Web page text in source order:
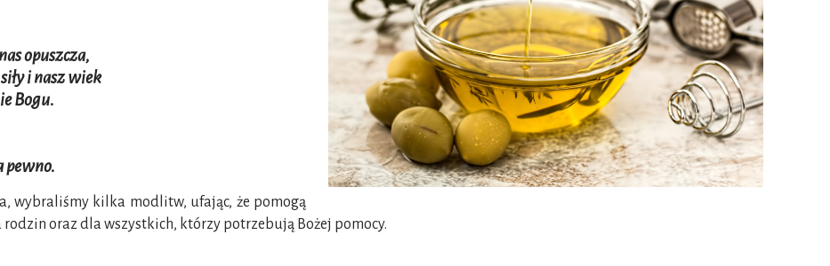
opuszcza,
i nasz wiek
Bogu.
pewno.
wybraliśmy kilka modlitw, ufając, że pomogą
oraz dla wszystkich, którzy potrzebują Bożej pomocy.